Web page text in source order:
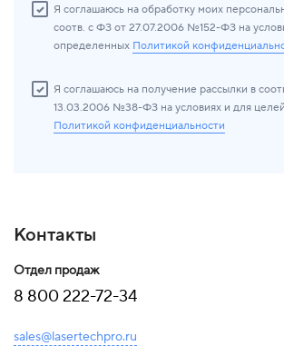
Я соглашаюсь на обработку моих
соотв. с ФЗ от 27.07.2006 №152-ФЗ на
определенных Политикой
Я соглашаюсь на получение рассылки в
13.03.2006 №38-ФЗ на условиях и для
Политикой конфиденциальности
Контакты
Отдел продаж
8 800 222-72-34
sales@lasertechpro.ru